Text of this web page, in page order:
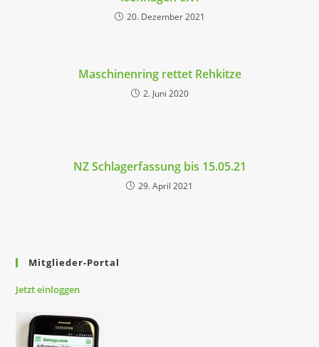
20. Dezember 2021
Maschinenring rettet Rehkitze
2. Juni 2020
NZ Schlagerfassung bis 15.05.21
29. April 2021
Mitglieder-Portal
Jetzteinloggen